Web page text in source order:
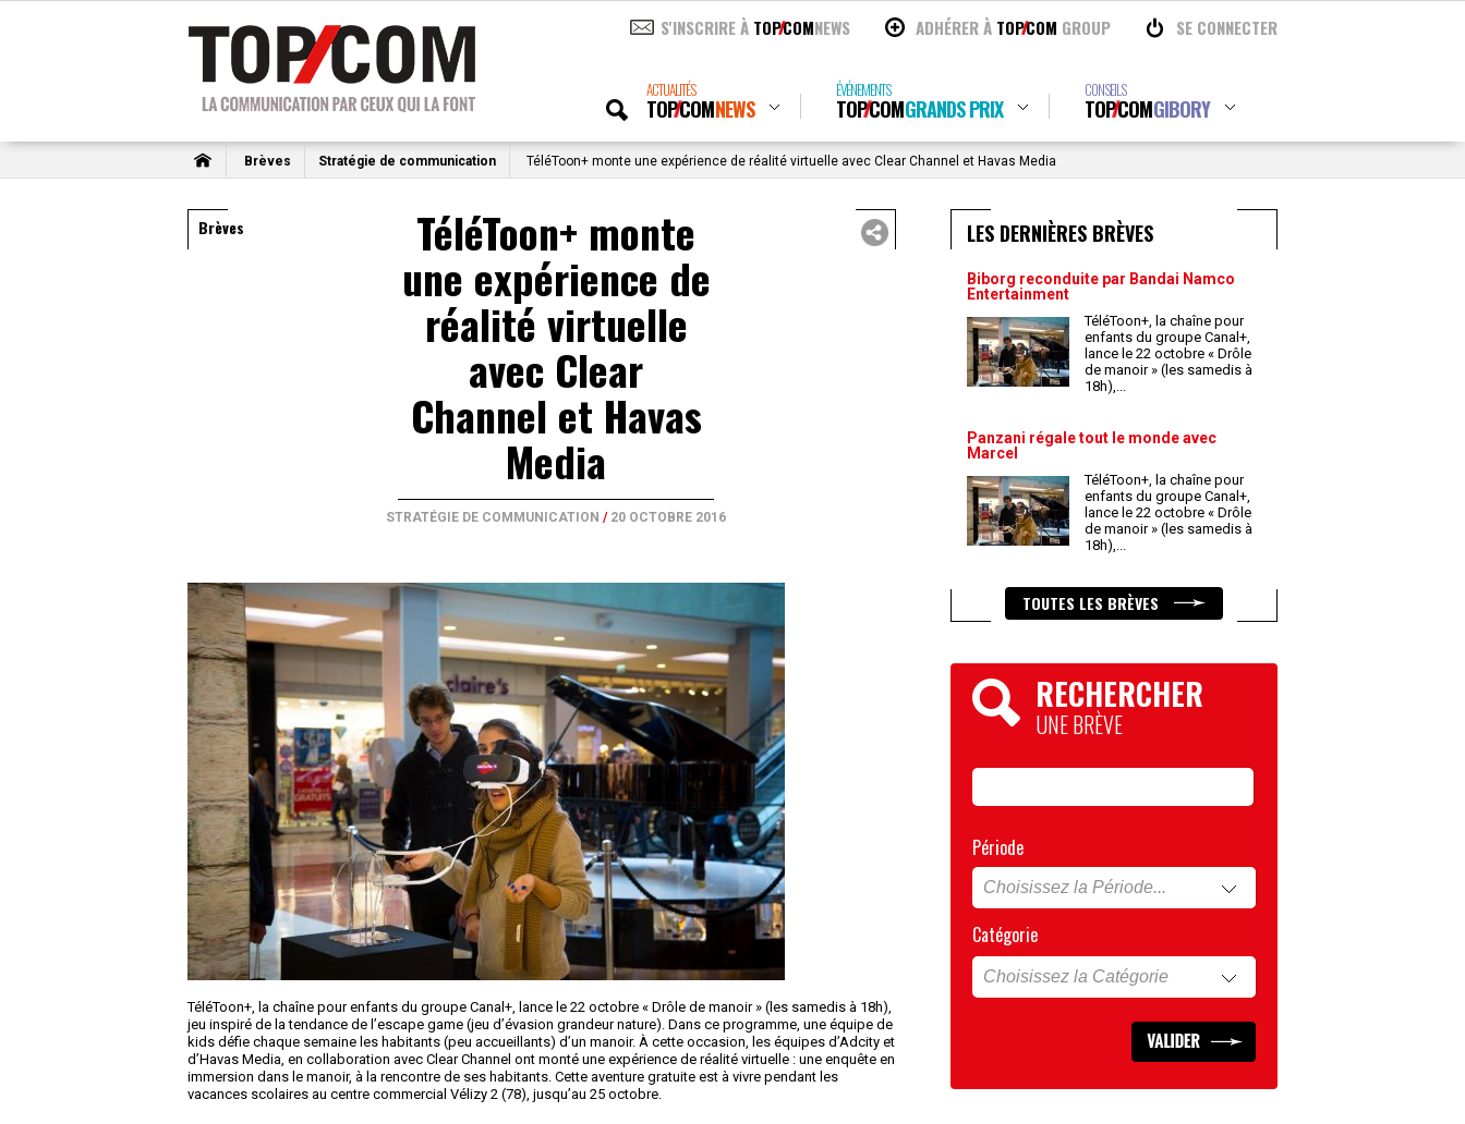
S'INSCRIRE À TOPCOMNEWS ADHÉRER À TOPCOM GROUP SE CONNECTER
ACTUALITÉS
TOPCOMNEWS
ÉVÉNEMENTS
TOPCOMGRANDS PRIX
CONSEILS
TOPCOMGIBORY
Brèves Stratégie de communication TéléToon+ monte une expérience de réalité virtuelle avec Clear Channel et Havas Media
Brèves TéléToon+ monte
une expérience de
réalité virtuelle
avec Clear
Channel et Havas
Media
STRATÉGIE DE COMMUNICATION / 20 OCTOBRE 2016
TéléToon+, la chaîne pour enfants du groupe Canal+, lance le 22 octobre « Drôle de manoir » (les samedis à 18h),
jeu inspiré de la tendance de l’escape game (jeu d’évasion grandeur nature). Dans ce programme, une équipe de
kids défie chaque semaine les habitants (peu accueillants) d’un manoir. À cette occasion, les équipes d’Adcity et
d’Havas Media, en collaboration avec Clear Channel ont monté une expérience de réalité virtuelle : une enquête en
immersion dans le manoir, à la rencontre de ses habitants. Cette aventure gratuite est à vivre pendant les
vacances scolaires au centre commercial Vélizy 2 (78), jusqu’au 25 octobre.
LES DERNIÈRES BRÈVES
Biborg reconduite par Bandai Namco
Entertainment
TéléToon+, la chaîne pour
enfants du groupe Canal+,
lance le 22 octobre « Drôle
de manoir » (les samedis à
18h),...
Panzani régale tout le monde avec
Marcel
TéléToon+, la chaîne pour
enfants du groupe Canal+,
lance le 22 octobre « Drôle
de manoir » (les samedis à
18h),...
TOUTES LES BRÈVES
RECHERCHER
UNE BRÈVE
Période
Catégorie